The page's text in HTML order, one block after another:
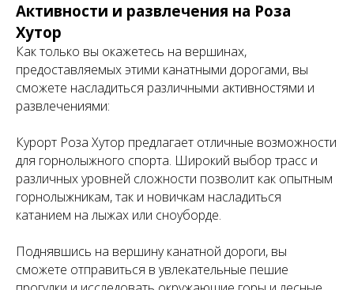
Активности и развлечения на Роза
Хутор
Как только вы окажетесь на вершинах,
предоставляемых этими канатными дорогами, вы
сможете насладиться различными активностями и
развлечениями:
Курорт Роза Хутор предлагает отличные возможности
для горнолыжного спорта. Широкий выбор трасс и
различных уровней сложности позволит как опытным
горнолыжникам, так и новичкам насладиться
катанием на лыжах или сноуборде.
Поднявшись на вершину канатной дороги, вы
сможете отправиться в увлекательные пешие